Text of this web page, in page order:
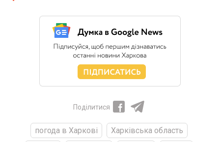
Поділитися
погода в Харкові
Харківська область